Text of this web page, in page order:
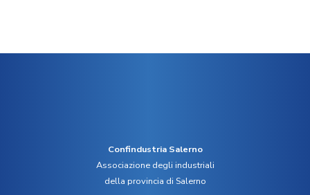
Confindustria Salerno
Associazione degli industriali
della provincia di Salerno